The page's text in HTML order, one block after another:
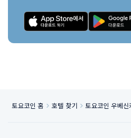
토요코인 홈 호텔 찾기 토요코인 우베신